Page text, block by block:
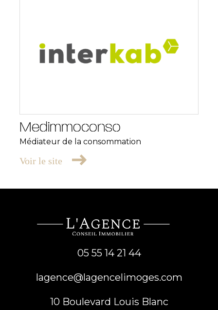
Medimmoconso
Médiateur de la consommation
Voir le site
05 55 14 21 44
lagence@lagencelimoges.com
10 Boulevard Louis Blanc